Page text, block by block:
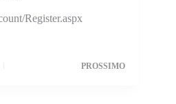
Register.aspx
PROSSIMO